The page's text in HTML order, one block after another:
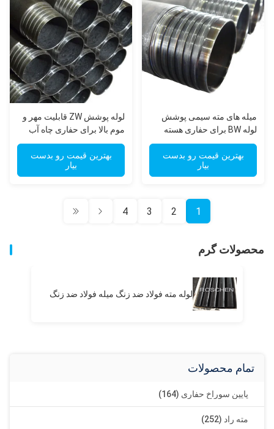
میله های مته سیمی پوشش
لوله BW برای حفاری هسته
الماس اکتشافی
بهترین قیمت رو بدست
بیار
لوله پوشش ZW قابلیت مهر و
موم بالا برای حفاری چاه آب
بهترین قیمت رو بدست
بیار
1
2
3
4
محصولات گرم
لوله مته فولاد ضد زنگ میله فولاد ضد زنگ
تمام محصولات
پایین سوراخ حفاری (164)
مته راد (252)